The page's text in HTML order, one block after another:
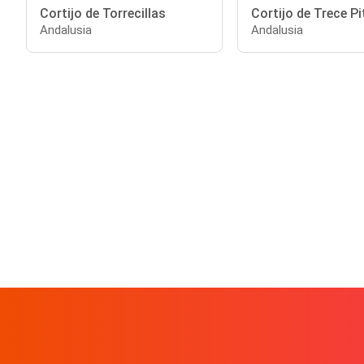
Cortijo de Torrecillas
Andalusia
Cortijo de Trece
Andalusia